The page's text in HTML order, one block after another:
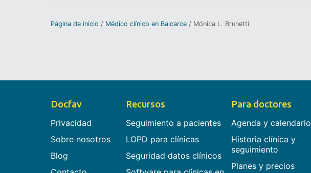
Página de inicio Médico clínico en Balcarce Mónica L. Brunetti
Docfav
Privacidad
Sobre nosotros
Blog
Recursos
Seguimiento a pacientes
LOPD para clínicas
Seguridad datos clínicos
Para doctores
Agenda y calendario
Historia clínica y
seguimiento
Planes y precios